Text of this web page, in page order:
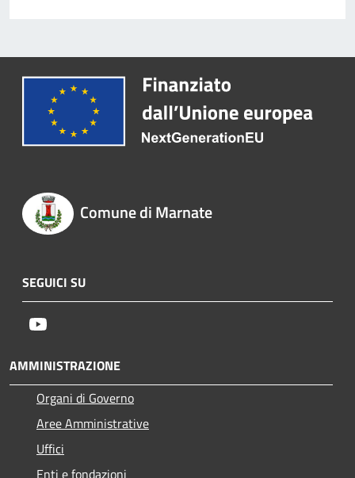
Comune di Marnate
SEGUICI SU
AMMINISTRAZIONE
Organi di Governo
Aree Amministrative
Uffici
Enti e fondazioni